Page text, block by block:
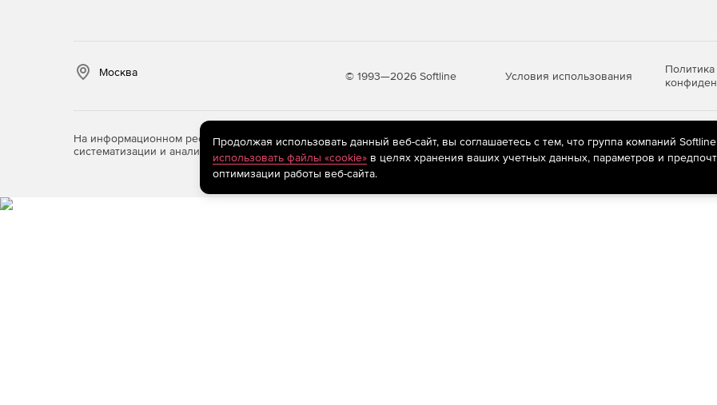
Москва © 1993—2026 Softline Условия использования
Политика
На информационном ресурсе store.softline.ru применяютсярекомендательные технологии(информационные технологии
систематизации и анализа сведений, относящихся к предпочтениям пользователей сети «Интернет», находящихся на
Продолжая использовать данный веб-сайт, вы соглашаетесь с тем, что группа компаний
использовать файлы «cookie»в целях хранения ваших учетных данных, параметров и
оптимизации работы веб-сайта.